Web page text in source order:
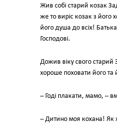
Жив собі старий козак
же то виріс козак з
його душа до всіх!
Господові.
Дожив віку свого старий
хороше поховати його та
– Годі плакати, мамо, –
– Дитино моя кохана! Як